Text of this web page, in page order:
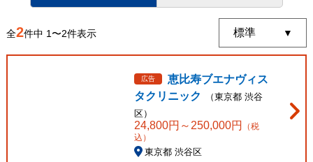
全2件中 1〜2件表示
広告
恵比寿ブエナヴィス
タクリニック
（東京都 渋谷
区）
24,800円～250,000円
（税
込）
東京都 渋谷区